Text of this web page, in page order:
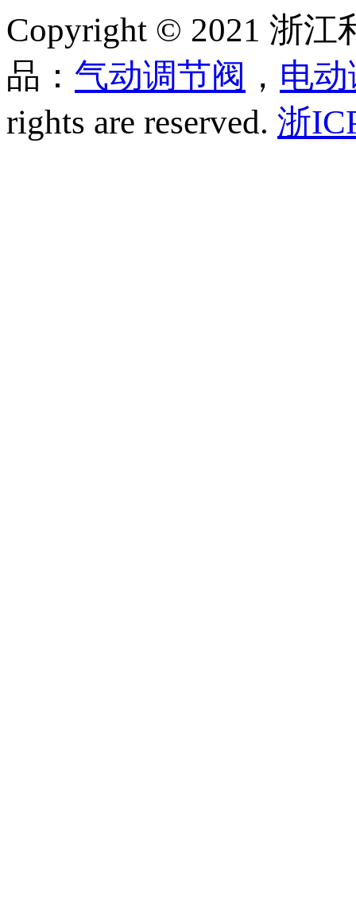
Copyright © 2021 浙
品： 气动调节阀 ， 电
rights are reserved. 浙